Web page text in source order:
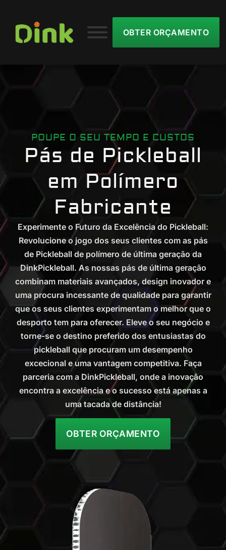
OBTER ORÇAMENTO
POUPE O SEU TEMPO E CUSTOS
Pás de Pickleball
em Polímero
Fabricante
Experimente o Futuro da Excelência do Pickleball:
Revolucione o jogo dos seus clientes com as pás
de Pickleball de polímero de última geração da
DinkPickleball. As nossas pás de última geração
combinam materiais avançados, design inovador e
uma procura incessante de qualidade para garantir
que os seus clientes experimentam o melhor que o
desporto tem para oferecer. Eleve o seu negócio e
torne-se o destino preferido dos entusiastas do
pickleball que procuram um desempenho
excecional e uma vantagem competitiva. Faça
parceria com a DinkPickleball, onde a inovação
encontra a excelência e o sucesso está apenas a
uma tacada de distância!
OBTER ORÇAMENTO